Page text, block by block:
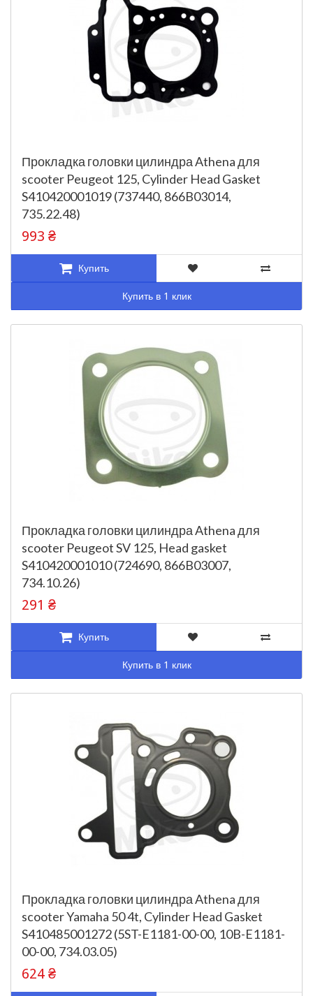
Прокладка головки цилиндра Athena для
scooter Peugeot 125, Cylinder Head Gasket
S410420001019 (737440, 866B03014,
735.22.48)
993 ₴
Купить
Купить в 1 клик
Прокладка головки цилиндра Athena для
scooter Peugeot SV 125, Head gasket
S410420001010 (724690, 866B03007,
734.10.26)
291 ₴
Купить
Купить в 1 клик
Прокладка головки цилиндра Athena для
scooter Yamaha 50 4t, Cylinder Head Gasket
S410485001272 (5ST-E1181-00-00, 10B-E1181-
00-00, 734.03.05)
624 ₴